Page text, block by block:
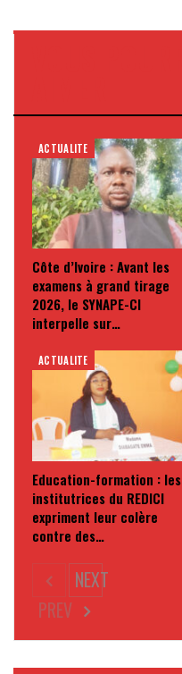
ACTUALITE
Côte d’Ivoire : Avant les
examens à grand tirage
2026, le SYNAPE-CI
interpelle sur…
ACTUALITE
Education-formation : les
institutrices du REDICI
expriment leur colère
contre des…
PREV
NEXT